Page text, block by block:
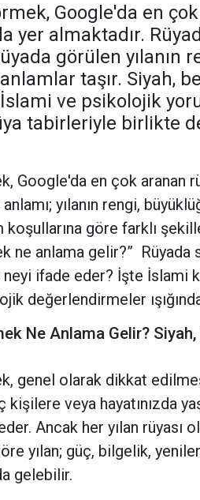
Google'da en
yer almaktadır.
görülen yılanın
taşır. Siyah,
ve psikolojik
tabirleriyle birlikte
Google'da en çok aranan
yılanın rengi,
koşullarına göre farklı
ne anlama gelir?” Rüyada
neyi ifade eder? İşte İslami
değerlendirmeler
Ne Anlama Gelir?
genel olarak dikkat
kişilere veya hayatınızda
Ancak her yılan rüyası
yılan; güç, bilgelik,
gelebilir.